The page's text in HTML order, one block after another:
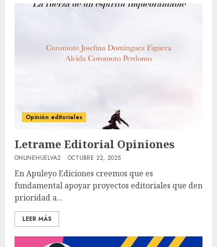
Opinión editoriales
Letrame Editorial Opiniones
ONLINEHUELVA2 OCTUBRE 22, 2025
En Apuleyo Ediciones creemos que es
fundamental apoyar proyectos editoriales que den
prioridad a...
LEER MÁS